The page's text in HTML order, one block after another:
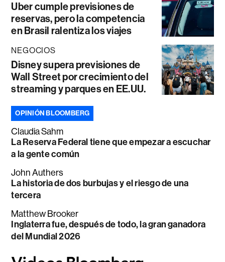
Uber cumple previsiones de
reservas, pero la competencia
en Brasil ralentiza los viajes
NEGOCIOS
Disney supera previsiones de
Wall Street por crecimiento del
streaming y parques en EE.UU.
OPINIÓN BLOOMBERG
Claudia Sahm
La Reserva Federal tiene que empezar a escuchar
a la gente común
John Authers
La historia de dos burbujas y el riesgo de una
tercera
Matthew Brooker
Inglaterra fue, después de todo, la gran ganadora
del Mundial 2026